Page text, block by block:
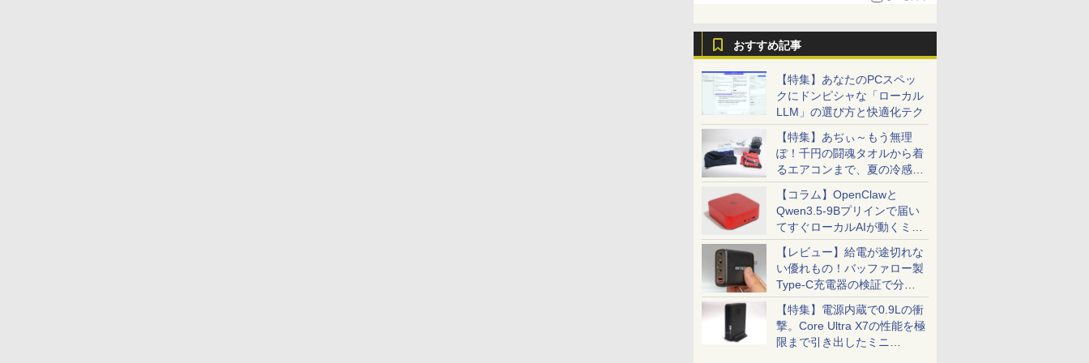
おすすめ記事
【特集】あなたのPCスペッ
クにドンピシャな「ローカル
LLM」の選び方と快適化テク
【特集】あぢぃ～もう無理
ぽ！千円の闘魂タオルから着
るエアコンまで、夏の冷感グ
ッズ一挙紹介
【コラム】OpenClawと
Qwen3.5-9Bプリインで届い
てすぐローカルAIが動くミニ
PC「SER9 Pro」
【レビュー】給電が途切れな
い優れもの！バッファロー製
Type-C充電器の検証で分か
ったこと
【特集】電源内蔵で0.9Lの衝
撃。Core Ultra X7の性能を極
限まで引き出したミニ